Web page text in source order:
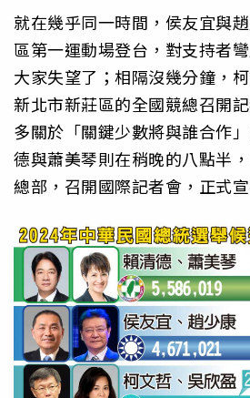
就在幾乎同一時間，侯友宜與
區第一運動場登台，對支持者
大家失望了；相隔沒幾分鐘，
新北市新莊區的全國競總召開
多關於「關鍵少數將與誰合作
德與蕭美琴則在稍晚的八點半
總部，召開國際記者會，正式